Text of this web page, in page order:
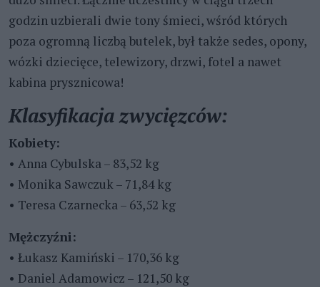
godzin uzbierali dwie tony śmieci, wśród których
poza ogromną liczbą butelek, był także sedes, opony,
wózki dziecięce, telewizory, drzwi, fotel a nawet
kabina prysznicowa!
Klasyfikacja zwycięzców:
Kobiety:
• Anna Cybulska – 83,52 kg
• Monika Sawczuk – 71,84 kg
• Teresa Czarnecka – 63,52 kg
Mężczyźni:
• Łukasz Kamiński – 170,36 kg
• Daniel Adamowicz – 121,50 kg